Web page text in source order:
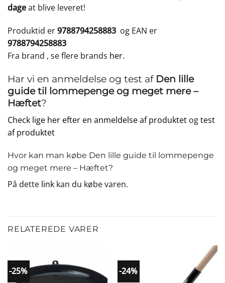
dageat blive leveret!
Produktid er9788794258883 og EAN er
9788794258883
Fra brand , se flere brands her.
Har vi en anmeldelse og test af Den lille
guide til lommepenge og meget mere –
Hæftet?
Check lige her efter en anmeldelse af produktet ogtest
af produktet
Hvor kan man købe Den lille guide til lommepenge
og meget mere – Hæftet?
På dette link kan du købe varen.
RELATEREDE VARER
-25% -24%